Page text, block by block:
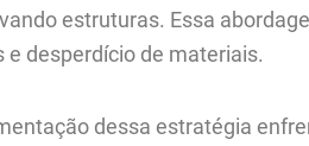
estruturas. Essa
e desperdício de materiais.
dessa estratégia